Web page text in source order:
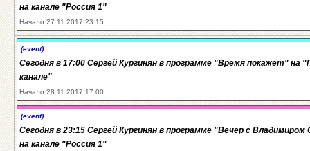
на канале "Россия 1"
Начало:27.11.2017 23:15
(event)
Сегодня в 17:00 Сергей Кургинян в программе "Время покажет" на
канале"
Начало:28.11.2017 17:00
(event)
Сегодня в 23:15 Сергей Кургинян в программе "Вечер с
на канале "Россия 1"